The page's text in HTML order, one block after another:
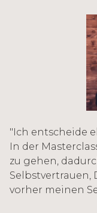
"Ich entscheide
In der
zu gehen,
Selbstvertrauen,
vorher meinen